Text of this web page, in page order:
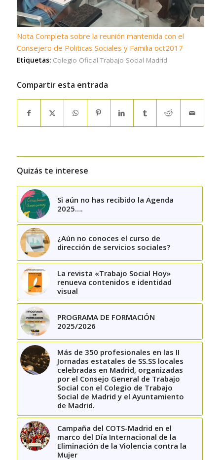
Nota Completa sobre la reunión mantenida con el
Consejero de Politicas Sociales y Familia oct2017
Etiquetas: Colegio Oficial Trabajo Social Madrid
Compartir esta entrada
Quizás te interese
Si aún no has recibido la Agenda
2025….
¿Aún no conoces el curso de
dirección de servicios sociales?
La revista «Trabajo Social Hoy»
renueva contenidos e identidad
visual
PROGRAMA DE FORMACIÓN
2025/2026
Más de 350 profesionales en las II
Jornadas estatales de SS.SS locales
celebradas en Madrid, organizadas
por el Consejo General de Trabajo
Social con el Colegio de Trabajo
Social de Madrid y el Ayuntamiento
de Madrid.
Campaña del COTS-Madrid en el
marco del Día Internacional de la
Eliminación de la Violencia contra la
Mujer